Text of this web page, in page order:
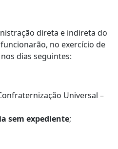
direta e indireta do
no exercício de
dias seguintes:
Universal –
sem expediente;